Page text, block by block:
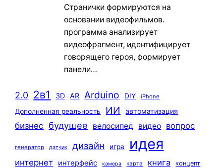
Странички формируются на
основании видеофильмов.
программа анализирует
видеофрагмент, идентифицирует
говорящего героя, формирует
панели…
2.0 2в1 3D AR Arduino DIY iPhone
Дополненная реальность ИИ автоматизация
бизнес будущее велосипед видео вопрос
генератор датчик дизайн игра идея
интернет интерфейс камера карта книга
концепт